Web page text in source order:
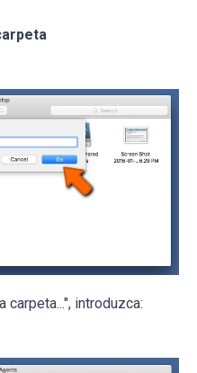
carpeta...", introduzca: